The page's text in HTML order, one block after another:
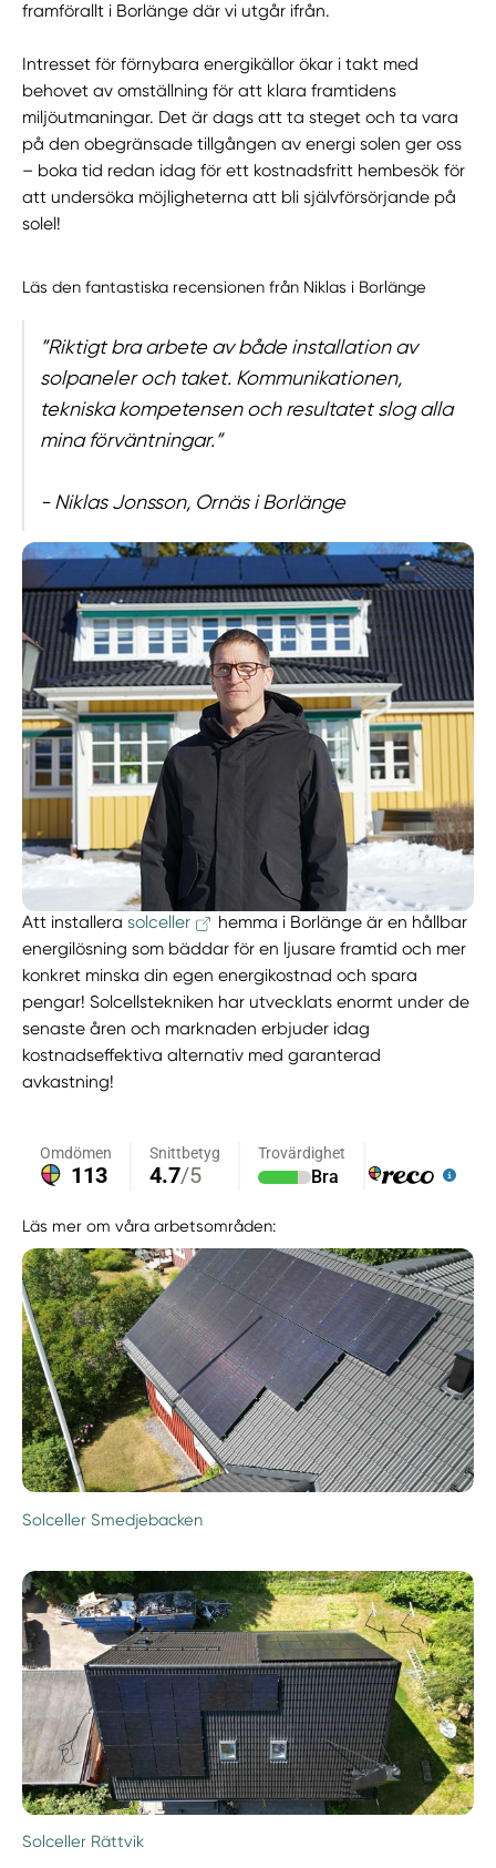
framförallt i Borlänge där vi utgår ifrån.
Intresset för förnybara energikällor ökar i takt med
behovet av omställning för att klara framtidens
miljöutmaningar. Det är dags att ta steget och ta vara
på den obegränsade tillgången av energi solen ger oss
– boka tid redan idag för ett kostnadsfritt hembesök för
att undersöka möjligheterna att bli självförsörjande på
solel!
Läs den fantastiska recensionen från Niklas i Borlänge
”Riktigt bra arbete av både installation av
solpaneler och taket. Kommunikationen,
tekniska kompetensen och resultatet slog alla
mina förväntningar.”
- Niklas Jonsson, Ornäs i Borlänge
Att installerasolceller
hemma i Borlänge är en hållbar
energilösning som bäddar för en ljusare framtid och mer
konkret minska din egen energikostnad och spara
pengar! Solcellstekniken har utvecklats enormt under de
senaste åren och marknaden erbjuder idag
kostnadseffektiva alternativ med garanterad
avkastning!
Läs mer om våra arbetsområden:
Solceller Smedjebacken
Solceller Rättvik